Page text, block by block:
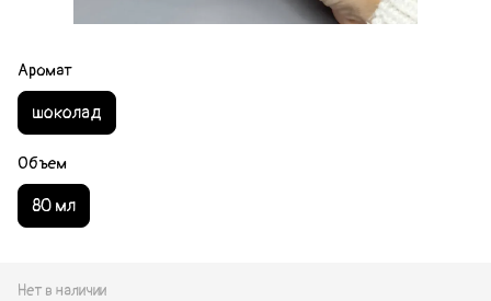
Аромат
шоколад
Объем
80 мл
Нет в наличии